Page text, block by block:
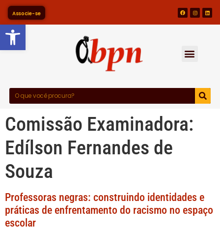
Barra de Ferramentas
Associe-se
Comissão Examinadora:
Edílson Fernandes de
Souza
Professoras negras: construindo identidades e
práticas de enfrentamento do racismo no espaço
escolar